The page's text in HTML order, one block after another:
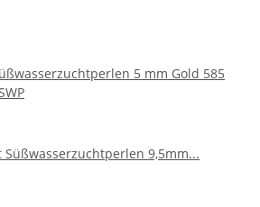
5 mm Gold 585